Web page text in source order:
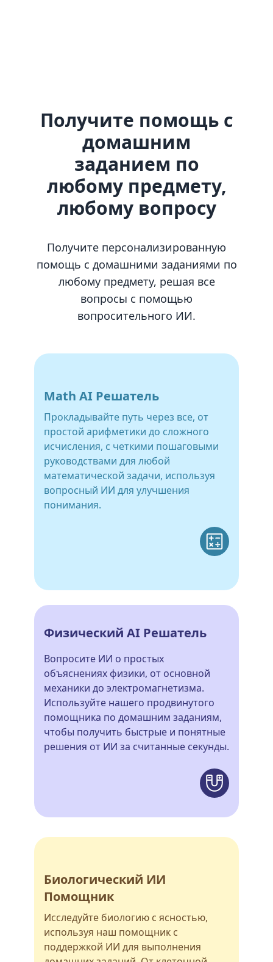
Получите помощь с
домашним
заданием по
любому предмету,
любому вопросу
Получите персонализированную
помощь с домашними заданиями по
любому предмету, решая все
вопросы с помощью
вопросительного ИИ.
Math AI Решатель
Прокладывайте путь через все, от
простой арифметики до сложного
исчисления, с четкими пошаговыми
руководствами для любой
математической задачи, используя
вопросный ИИ для улучшения
понимания.
Физический AI Решатель
Вопросите ИИ о простых
объяснениях физики, от основной
механики до электромагнетизма.
Используйте нашего продвинутого
помощника по домашним заданиям,
чтобы получить быстрые и понятные
решения от ИИ за считанные секунды.
Биологический ИИ
Помощник
Исследуйте биологию с ясностью,
используя наш помощник с
поддержкой ИИ для выполнения